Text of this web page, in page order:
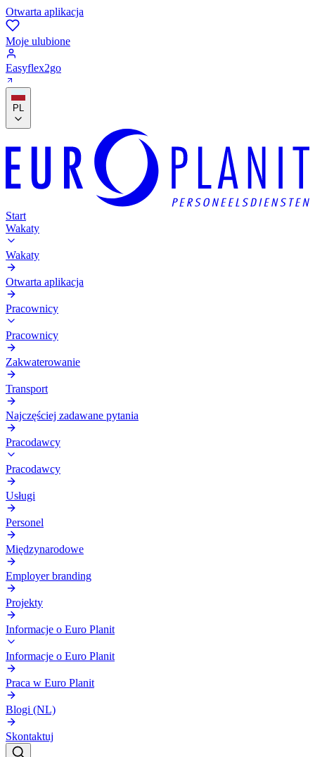
Otwarta aplikacja
Moje ulubione
Easyflex2go
PL
Start
Wakaty
Wakaty
Otwarta aplikacja
Pracownicy
Pracownicy
Zakwaterowanie
Transport
Najczęściej zadawane pytania
Pracodawcy
Pracodawcy
Usługi
Personel
Międzynarodowe
Employer branding
Projekty
Informacje o Euro Planit
Informacje o Euro Planit
Praca w Euro Planit
Blogi (NL)
Skontaktuj